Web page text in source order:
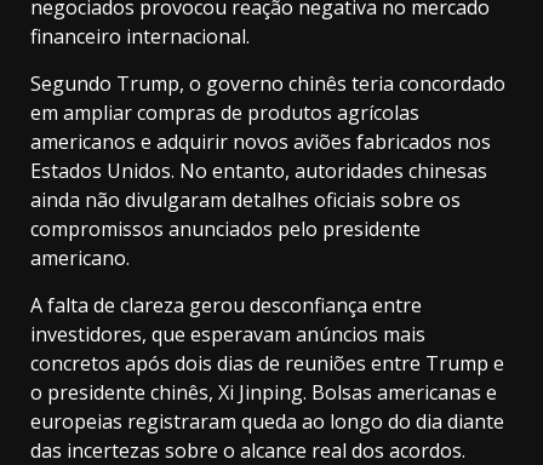
negociados provocou reação negativa no mercado
financeiro internacional.
Segundo Trump, o governo chinês teria concordado
em ampliar compras de produtos agrícolas
americanos e adquirir novos aviões fabricados nos
Estados Unidos. No entanto, autoridades chinesas
ainda não divulgaram detalhes oficiais sobre os
compromissos anunciados pelo presidente
americano.
A falta de clareza gerou desconfiança entre
investidores, que esperavam anúncios mais
concretos após dois dias de reuniões entre Trump e
o presidente chinês, Xi Jinping. Bolsas americanas e
europeias registraram queda ao longo do dia diante
das incertezas sobre o alcance real dos acordos.